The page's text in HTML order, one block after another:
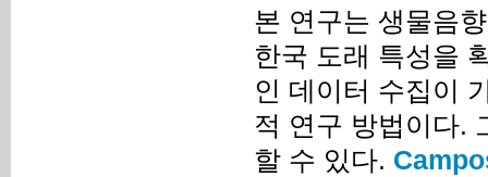
본 연구는 생물음
한국 도래 특성을
인 데이터 수집이
적 연구 방법이다.
할 수 있다.